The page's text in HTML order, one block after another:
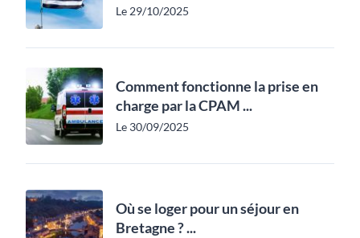
Le 29/10/2025
Comment fonctionne la prise en
charge par la CPAM ...
Le 30/09/2025
Où se loger pour un séjour en
Bretagne ? ...